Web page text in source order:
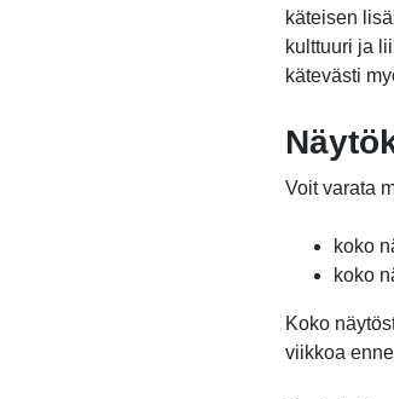
käteisen
kulttuuri ja
kätevästi
Voit varata
koko
koko
Koko
viikkoa